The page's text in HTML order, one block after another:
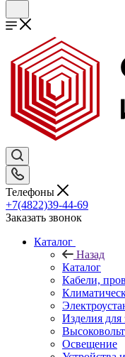
Телефоны
+7(4822)39-44-69
Заказать звонок
Каталог
Назад
Каталог
Кабели,
Изделия для
Освещение